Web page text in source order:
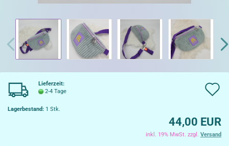
Lieferzeit:
2-4 Tage
Lagerbestand: 1 Stk.
44,00 EUR
inkl. 19% MwSt. zzgl. Versand